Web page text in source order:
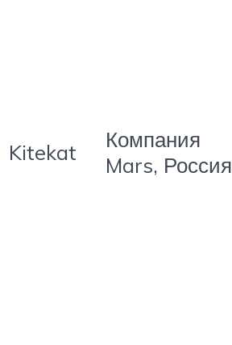
Kitekat
Компания
Mars, Россия